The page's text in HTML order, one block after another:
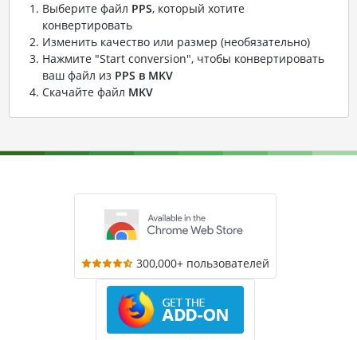
Выберите файл PPS, который хотите
конвертировать
Изменить качество или размер (необязательно)
Нажмите "Start conversion", чтобы конвертировать
ваш файл из PPS в MKV
Скачайте файл MKV
300,000+ пользователей